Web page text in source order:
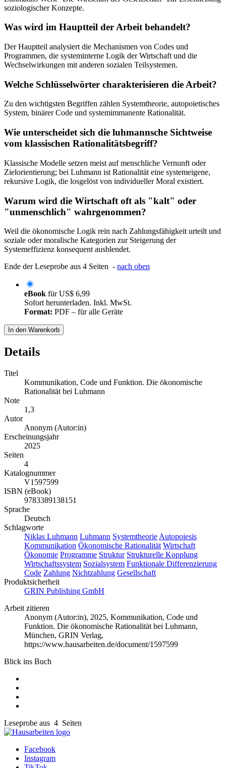
soziologischer Konzepte.
Was wird im Hauptteil der Arbeit behandelt?
Der Hauptteil analysiert die Mechanismen von Codes und
Programmen, die systeminterne Logik der Wirtschaft und die
Wechselwirkungen mit anderen sozialen Teilsystemen.
Welche Schlüsselwörter charakterisieren die Arbeit?
Zu den wichtigsten Begriffen zählen Systemtheorie, autopoietisches
System, binärer Code und systemimmanente Rationalität.
Wie unterscheidet sich die luhmannsche Sichtweise
vom klassischen Rationalitätsbegriff?
Klassische Modelle setzen meist auf menschliche Vernunft oder
Zielorientierung; bei Luhmann ist Rationalität eine systemeigene,
rekursive Logik, die losgelöst von individueller Moral existiert.
Warum wird die Wirtschaft oft als "kalt" oder
"unmenschlich" wahrgenommen?
Weil die ökonomische Logik rein nach Zahlungsfähigkeit urteilt und
soziale oder moralische Kategorien zur Steigerung der
Systemeffizienz konsequent ausblendet.
Ende der Leseprobe aus 4 Seiten - nach oben
eBook fürUS$ 6,99
Sofort herunterladen. Inkl. MwSt.
Format: PDF – für alle Geräte
In den Warenkorb
Details
Titel
Kommunikation, Code und Funktion. Die ökonomische
Rationalität bei Luhmann
Note
1,3
Autor
Anonym (Autor:in)
Erscheinungsjahr
2025
Seiten
4
Katalognummer
V1597599
ISBN (eBook)
9783389138151
Sprache
Deutsch
Schlagworte
Niklas Luhmann Luhmann Systemtheorie Autopoiesis
Kommunikation Ökonomische Rationalität Wirtschaft
Ökonomie Programme Struktur Strukturelle Kopplung
Wirtschaftssystem Sozialsystem Funktionale Differenzierung
Code Zahlung Nichtzahlung Gesellschaft
Produktsicherheit
GRIN Publishing GmbH
Arbeit zitieren
Anonym (Autor:in), 2025, Kommunikation, Code und
Funktion. Die ökonomische Rationalität bei Luhmann,
München, GRIN Verlag,
https://www.hausarbeiten.de/document/1597599
Blick ins Buch
Leseprobe aus 4 Seiten
Facebook
Instagram